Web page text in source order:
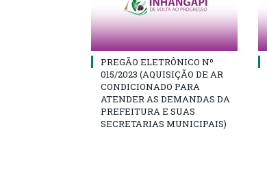
PREGÃO ELETRÔNICO Nº
015/2023 (AQUISIÇÃO DE AR
CONDICIONADO PARA
ATENDER AS DEMANDAS DA
PREFEITURA E SUAS
SECRETARIAS MUNICIPAIS)